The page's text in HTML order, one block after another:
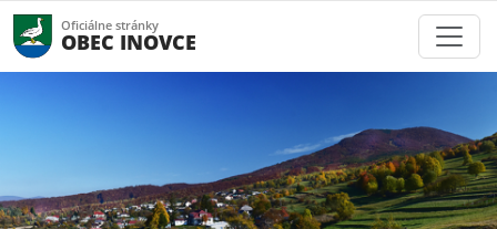
Oficiálne stránky
OBEC INOVCE